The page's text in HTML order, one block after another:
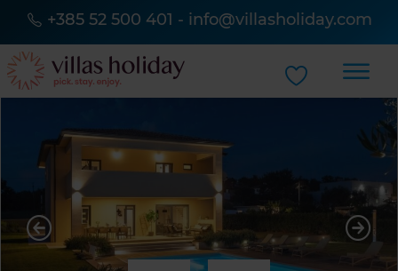
+385 52 500 401 - info@villasholiday.com